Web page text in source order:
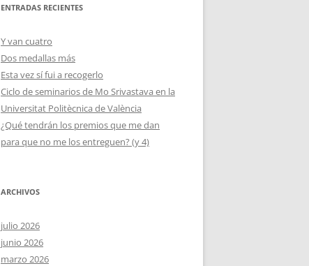
ENTRADAS RECIENTES
Y van cuatro
Dos medallas más
Esta vez sí fui a recogerlo
Ciclo de seminarios de Mo Srivastava en la
Universitat Politècnica de València
¿Qué tendrán los premios que me dan
para que no me los entreguen? (y 4)
ARCHIVOS
julio 2026
junio 2026
marzo 2026